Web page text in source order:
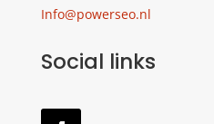
Info@powerseo.nl
Social links